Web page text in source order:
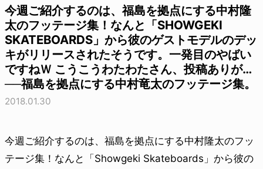
今週ご紹介するのは、福島を拠点にする中村隆
太のフッテージ集！なんと「SHOWGEKI
SKATEBOARDS」から彼のゲストモデルのデッ
キがリリースされたそうです。一発目のやばい
ですねＷ こうこうわたわたさん、投稿ありが…
──福島を拠点にする中村竜太のフッテージ集。
2018.01.30
今週ご紹介するのは、福島を拠点にする中村隆太のフッ
テージ集！なんと「Showgeki Skateboards」から彼の